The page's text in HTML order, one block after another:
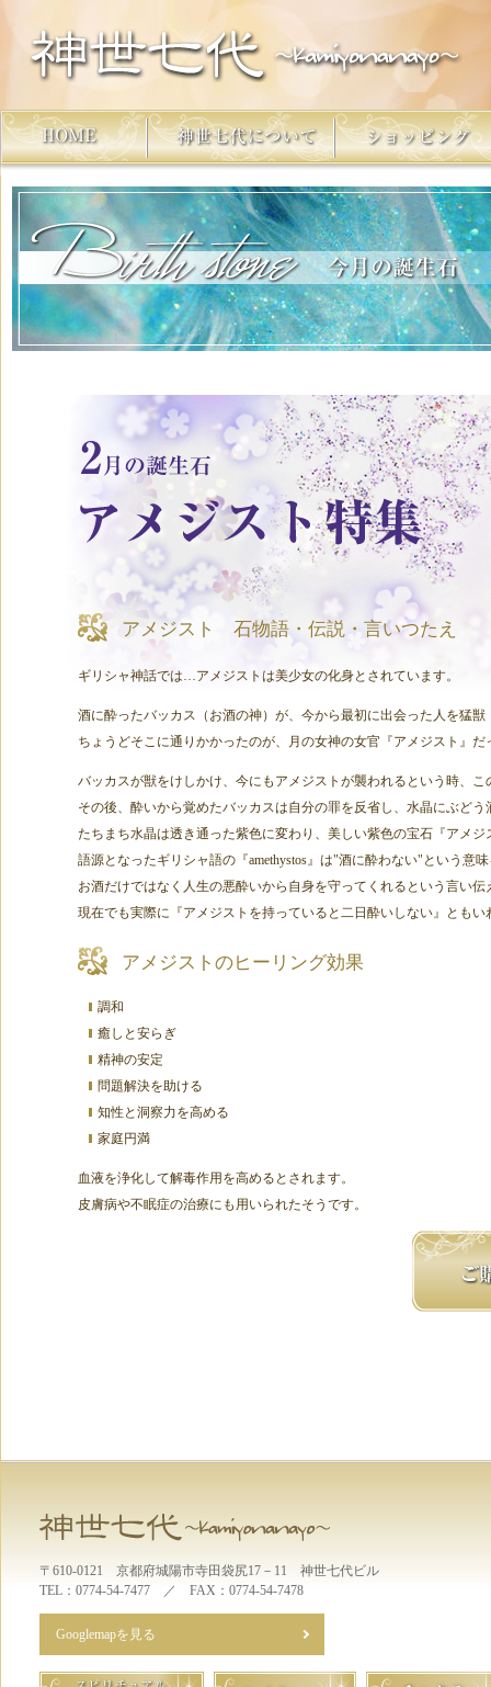
アメジスト 石物語・伝説・言いつたえ
ギリシャ神話では…アメジストは美少女の化身とされています。
酒に酔ったバッカス（お酒の神）が、今から最初に出会った人を猛
ちょうどそこに通りかかったのが、月の女神の女官『アメジスト』だ
バッカスが獣をけしかけ、今にもアメジストが襲われるという時、
その後、酔いから覚めたバッカスは自分の罪を反省し、水晶にぶどう
たちまち水晶は透き通った紫色に変わり、美しい紫色の宝石『アメ
語源となったギリシャ語の『amethystos』は"酒に酔わない"という
お酒だけではなく人生の悪酔いから自身を守ってくれるという言い伝
現在でも実際に『アメジストを持っていると二日酔いしない』ともい
アメジストのヒーリング効果
調和
癒しと安らぎ
精神の安定
問題解決を助ける
知性と洞察力を高める
家庭円満
血液を浄化して解毒作用を高めるとされます。
皮膚病や不眠症の治療にも用いられたそうです。
〒610-0121 京都府城陽市寺田袋尻17－11 神世七代ビル
TEL：0774-54-7477 ／ FAX：0774-54-7478
Googlemapを見る